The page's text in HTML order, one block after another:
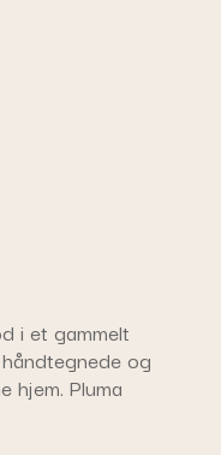
i et gammelt
og
hjem. Pluma